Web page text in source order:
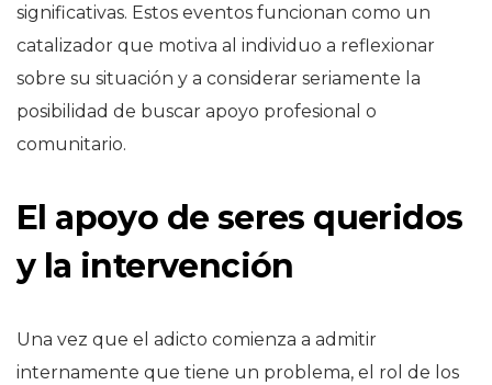
significativas. Estos eventos funcionan como un
catalizador que motiva al individuo a reflexionar
sobre su situación y a considerar seriamente la
posibilidad de buscar apoyo profesional o
comunitario.
El apoyo de seres queridos
y la intervención
Una vez que el adicto comienza a admitir
internamente que tiene un problema, el rol de los